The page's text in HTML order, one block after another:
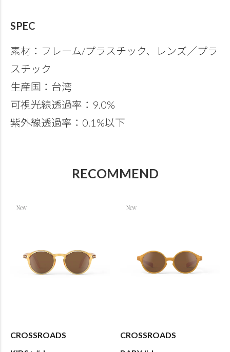
SPEC
素材：フレーム/プラスチック、レンズ／プラ
スチック
生産国：台湾
可視光線透過率：9.0%
紫外線透過率：0.1%以下
RECOMMEND
CROSSROADS
CROSSROADS